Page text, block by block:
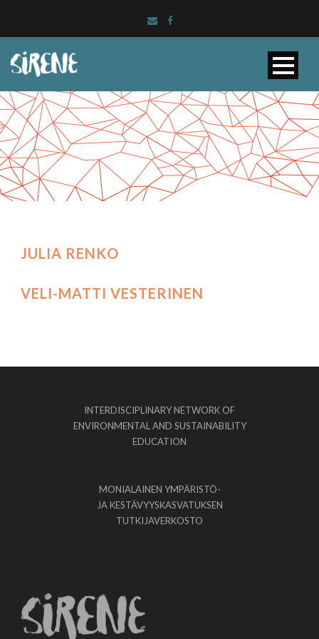
JULIA RENKO
VELI-MATTI VESTERINEN
INTERDISCIPLINARY NETWORK OF
ENVIRONMENTAL AND SUSTAINABILITY
EDUCATION
MONIALAINEN YMPÄRISTÖ-
JA KESTÄVYYSKASVATUKSEN
TUTKIJAVERKOSTO